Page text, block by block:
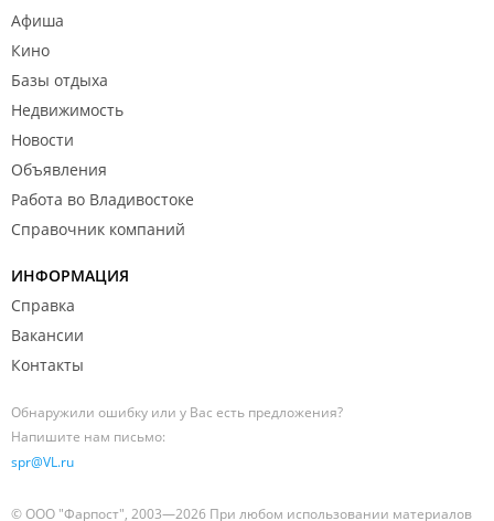
Афиша
Кино
Базы отдыха
Недвижимость
Новости
Объявления
Работа во Владивостоке
Справочник компаний
ИНФОРМАЦИЯ
Справка
Вакансии
Контакты
Обнаружили ошибку или у Вас есть предложения?
Напишите нам письмо:
spr@VL.ru
© ООО "Фарпост", 2003—2026 При любом использовании материалов